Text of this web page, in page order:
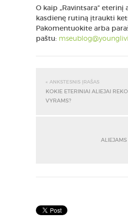
O kaip „Ravintsara“ eterinį
kasdienę rutiną įtraukti
Pakomentuokite arba
paštu:
« ANKSTESNIS ĮRAŠAS
KOKIE ETERINIAI ALIEJAI
VYRAMS?
ALIEJAMS